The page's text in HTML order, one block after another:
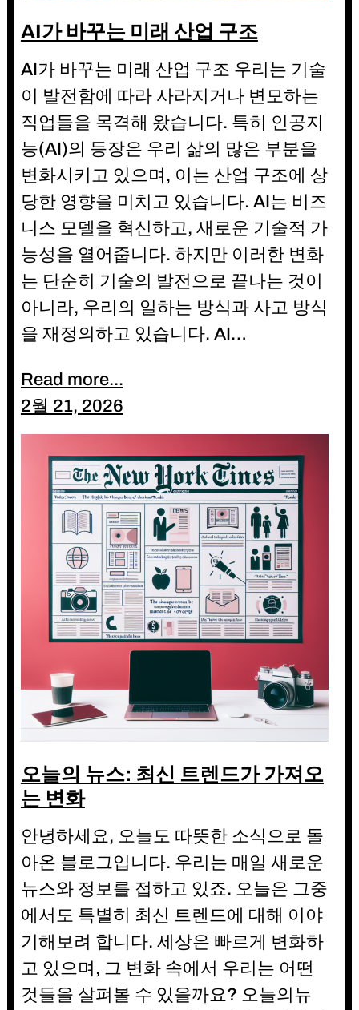
AI가 바꾸는 미래 산업 구조
AI가 바꾸는 미래 산업 구조 우리는 기술
이 발전함에 따라 사라지거나 변모하는
직업들을 목격해 왔습니다. 특히 인공지
능(AI)의 등장은 우리 삶의 많은 부분을
변화시키고 있으며, 이는 산업 구조에 상
당한 영향을 미치고 있습니다. AI는 비즈
니스 모델을 혁신하고, 새로운 기술적 가
능성을 열어줍니다. 하지만 이러한 변화
는 단순히 기술의 발전으로 끝나는 것이
아니라, 우리의 일하는 방식과 사고 방식
을 재정의하고 있습니다. AI…
Read more...
2월 21, 2026
오늘의 뉴스: 최신 트렌드가 가져오
는 변화
안녕하세요, 오늘도 따뜻한 소식으로 돌
아온 블로그입니다. 우리는 매일 새로운
뉴스와 정보를 접하고 있죠. 오늘은 그중
에서도 특별히 최신 트렌드에 대해 이야
기해보려 합니다. 세상은 빠르게 변화하
고 있으며, 그 변화 속에서 우리는 어떤
것들을 살펴볼 수 있을까요? 오늘의뉴